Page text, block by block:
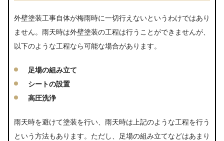
外壁塗装工事自体が梅雨時に一切行えないというわけではあり
ません。雨天時は外壁塗装の工程は行うことができませんが、
以下のような工程なら可能な場合があります。
足場の組み立て
シートの設置
高圧洗浄
雨天時を避けて塗装を行い、雨天時は上記のような工程を行う
という方法もあります。ただし、足場の組み立てなどはあまり